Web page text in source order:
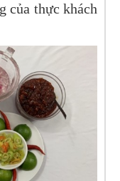
của thực khách